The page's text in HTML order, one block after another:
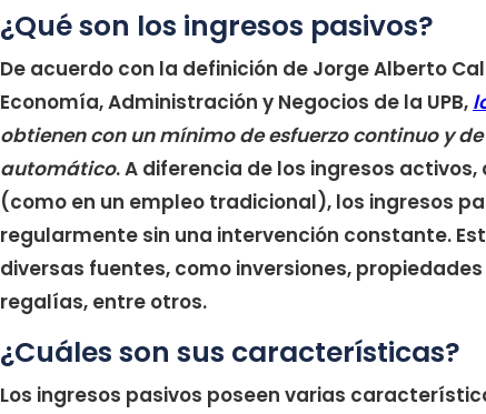
¿Qué son los ingresos pasivos?
De acuerdo con la definición de Jorge Alberto
Economía, Administración y Negocios de la UPB,
obtienen con un mínimo de esfuerzo continuo y
automático. A diferencia de los ingresos
(como en un empleo tradicional), los ingresos
regularmente sin una intervención constante.
diversas fuentes, como inversiones,
regalías, entre otros.
¿Cuáles son sus características?
Los ingresos pasivos poseen varias